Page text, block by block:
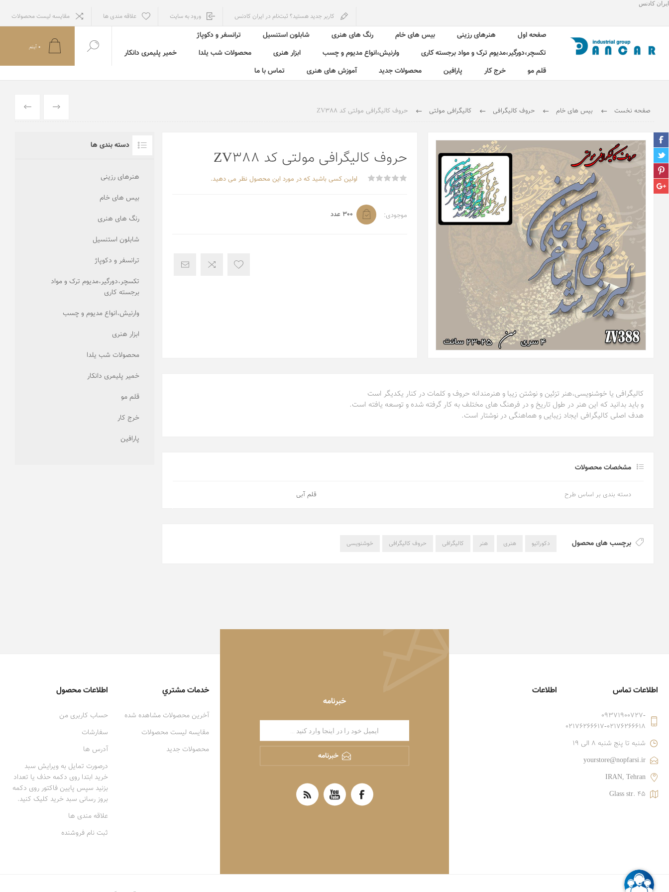
ایران کادنس
کاربر جدید هستید؟ ثبت‌نام در ایران کادنس ورود به سایت علاقه مندی ها مقایسه لیست محصولات
صفحه اول هنرهای رزینی بیس های خام رنگ های هنری شابلون استنسیل
ترانسفر و دکوپاژ
تکسچر،دورگیر،مدیوم ترک و مواد برجسته کاری
وارنیش،انواع مدیوم و چسب ابزار هنری محصولات شب یلدا
خمیر پلیمری دانکار
قلم مو
خرج کار پارافین محصولات جدید آموزش های هنری تماس با ما
0 آيتم
صفحه نخست بیس های خام حروف کالیگرافی کالیگرافی مولتی حروف کالیگرافی مولتی کد ZV388 بعدي
حروف کالیگرافی مولتی کد ZV388
اولین کسی باشید که در مورد این محصول نظر می دهید.
موجودی: 300 عدد
کالیگرافی یا خوشنویسی،هنر تزئین و نوشتن زیبا و هنرمندانه حروف و کلمات در کنار یکدیگر است
و باید بدانید که این هنر در طول تاریخ و در فرهنگ های مختلف به کار گرفته شده و توسعه یافته است.
هدف اصلی کالیگرافی ایجاد زیبایی و هماهنگی در نوشتار است.
مشخصات محصولات
دسته بندی بر اساس طرح قلم آبی
برچسب های محصول دکوراتیو هنری هنر کالیگرافی حروف کالیگرافی خوشنویسی
دسته بندی ها
هنرهای رزینی
بیس های خام
رنگ های هنری
شابلون استنسیل
ترانسفر و دکوپاژ
تکسچر،دورگیر،مدیوم ترک و مواد
برجسته کاری
وارنیش،انواع مدیوم و چسب
ابزار هنری
محصولات شب یلدا
خمیر پلیمری دانکار
قلم مو
خرج کار
پارافین
خبرنامه
خبرنامه
اطلاعات تماس
09371900727-
02176266617-02176266618
شنبه تا پنج شنبه 8 الی 19
yourstore@nopfarsi.ir
IRAN, Tehran
Glass str. 45
اطلاعات خدمات مشتري
آخرین محصولات مشاهده شده
مقایسه لیست محصولات
محصولات جدید
اطلاعات محصول
حساب کاربری من
سفارشات
آدرس ها
درصورت تمایل به ویرایش سبد
خرید ابتدا روی دکمه حذف یا تعداد
بزنید سپس پایین فاکتور روی دکمه
بروز رسانی سبد خرید کلیک کنید.
علاقه مندی ها
ثبت نام فروشنده